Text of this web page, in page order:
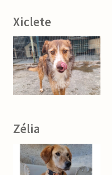
Xiclete
Zélia